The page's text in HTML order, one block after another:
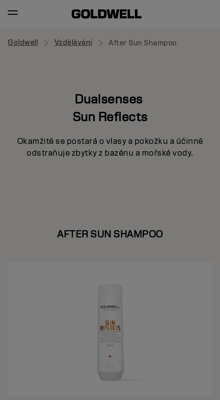
Goldwell Vzdělávání After Sun Shampoo
Dualsenses
Sun Reflects
Okamžitě se postará o vlasy a pokožku a účinně
odstraňuje zbytky z bazénu a mořské vody.
AFTER SUN SHAMPOO